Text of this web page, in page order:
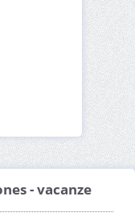
- vacanze